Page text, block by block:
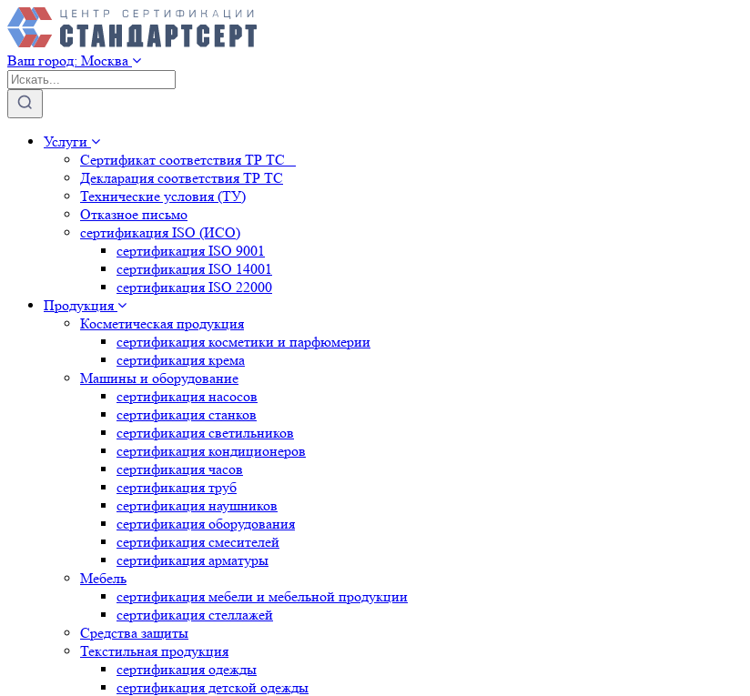
Ваш город: Москва
Услуги
Сертификат соответствия ТР ТС
Декларация соответствия ТР ТС
Технические условия (ТУ)
Отказное письмо
сертификация ISO (ИСО)
сертификация ISO 9001
сертификация ISO 14001
сертификация ISO 22000
Продукция
Косметическая продукция
сертификация косметики и парфюмерии
сертификация крема
Машины и оборудование
сертификация насосов
сертификация станков
сертификация светильников
сертификация кондиционеров
сертификация часов
сертификация труб
сертификация наушников
сертификация оборудования
сертификация смесителей
сертификация арматуры
Мебель
сертификация мебели и мебельной продукции
сертификация стеллажей
Средства защиты
Текстильная продукция
сертификация одежды
сертификация детской одежды